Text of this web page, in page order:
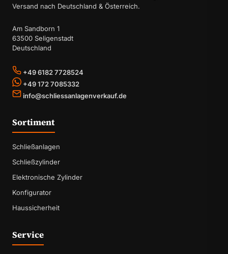
Versand nach Deutschland & Österreich.
Am Sandborn 1
63500 Seligenstadt
Deutschland
+49 6182 7728524
+49 172 7085332
info@schliessanlagenverkauf.de
Sortiment
Schließanlagen
Schließzylinder
Elektronische Zylinder
Konfigurator
Haussicherheit
Service